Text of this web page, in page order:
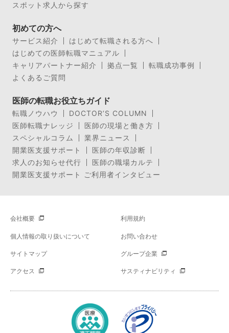
スポット求人から探す
初めての方へ
サービス紹介
はじめて転職される方へ
はじめての医師転職マニュアル
キャリアパートナー紹介
拠点一覧
転職成功事例
よくあるご質問
医師の転職お役立ちガイド
転職ノウハウ
DOCTOR’S COLUMN
医師転職ナレッジ
医師の現場と働き方
スペシャルコラム
業界ニュース
開業医支援サポート
医師の年収診断
求人のお知らせ代行
医師の職場カルテ
開業医支援サポート ご利用者インタビュー
会社概要 利用規約
個人情報の取り扱いについて お問い合わせ
サイトマップ グループ企業
アクセス サスティナビリティ